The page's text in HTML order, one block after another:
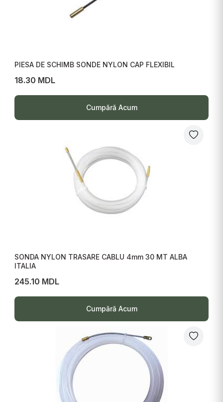
PIESA DE SCHIMB SONDE NYLON CAP FLEXIBIL
18.30 MDL
Cumpără Acum
SONDA NYLON TRASARE CABLU 4mm 30 MT ALBA
ITALIA
245.10 MDL
Cumpără Acum